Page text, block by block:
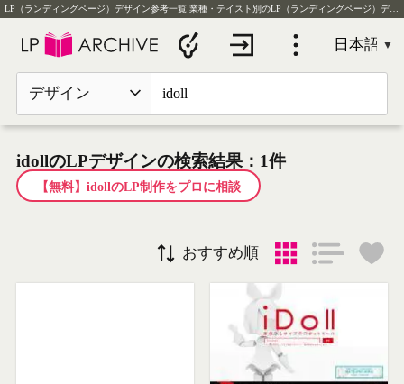
LP（ランディングページ）デザイン参考一覧 業種・テイスト別のLP（ランディングページ）デザイン実例を毎日更新
デザイン
idollのLPデザインの検索結果：1件
【無料】idollのLP制作をプロに相談
おすすめ順